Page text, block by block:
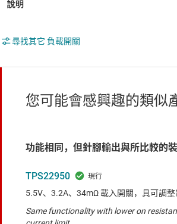
尋找其它 負載開關
您可能會感興趣的類似
功能相同，但針腳輸出與所比較的裝
TPS22950
5.5V、3.2A、34mΩ 載入開關，具可調
Same functionality with lower on